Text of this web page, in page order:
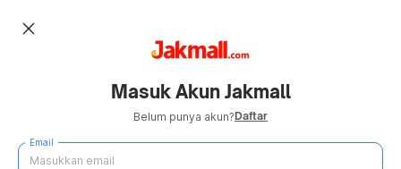
close
Masuk Akun Jakmall
Belum punya akun?Daftar
Email